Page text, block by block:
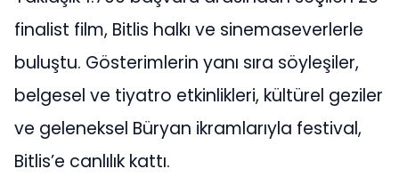
finalist film, Bitlis halkı ve sinemaseverlerle
buluştu. Gösterimlerin yanı sıra söyleşiler,
belgesel ve tiyatro etkinlikleri, kültürel geziler
ve geleneksel Büryan ikramlarıyla festival,
Bitlis’e canlılık kattı.